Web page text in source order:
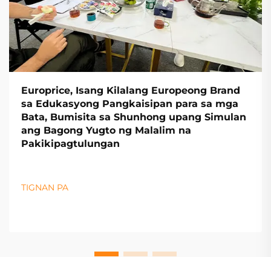
Europrice, Isang Kilalang Europeong Brand
sa Edukasyong Pangkaisipan para sa mga
Bata, Bumisita sa Shunhong upang Simulan
ang Bagong Yugto ng Malalim na
Pakikipagtulungan
TIGNAN PA